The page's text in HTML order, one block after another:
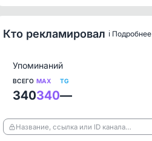
Кто рекламировал ℹ️ Подробнее
Упоминаний
ВСЕГО
340
MAX
340
TG
—
Название, ссылка или ID канала…